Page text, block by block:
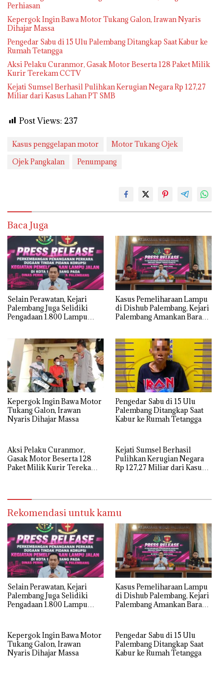
Perhiasan
Kepergok Ingin Bawa Motor Tukang Galon, Irawan Nyaris
Dihajar Massa
Pengedar Sabu di 15 Ulu Palembang Ditangkap Saat Kabur ke
Rumah Tetangga
Aksi Pelaku Curanmor, Gasak Motor Beserta 128 Paket Milik
Kurir Terekam CCTV
Kejati Sumsel Berhasil Pulihkan Kerugian Negara Rp 127,27
Miliar dari Kasus Lahan PT SMB
Post Views: 237
Kasus penggelapan motor
Motor Tukang Ojek
Ojek Pangkalan
Penumpang
Baca Juga
Selain Perawatan, Kejari
Palembang Juga Selidiki
Pengadaan 1.800 Lampu
Kasus Pemeliharaan Lampu
di Dishub Palembang, Kejari
Palembang Amankan Barang
Kepergok Ingin Bawa Motor
Tukang Galon, Irawan
Nyaris Dihajar Massa
Pengedar Sabu di 15 Ulu
Palembang Ditangkap Saat
Kabur ke Rumah Tetangga
Aksi Pelaku Curanmor,
Gasak Motor Beserta 128
Paket Milik Kurir Terekam
Kejati Sumsel Berhasil
Pulihkan Kerugian Negara
Rp 127,27 Miliar dari Kasus
Rekomendasi untuk kamu
Selain Perawatan, Kejari
Palembang Juga Selidiki
Pengadaan 1.800 Lampu
Kasus Pemeliharaan Lampu
di Dishub Palembang, Kejari
Palembang Amankan Barang
Kepergok Ingin Bawa Motor
Tukang Galon, Irawan
Nyaris Dihajar Massa
Pengedar Sabu di 15 Ulu
Palembang Ditangkap Saat
Kabur ke Rumah Tetangga